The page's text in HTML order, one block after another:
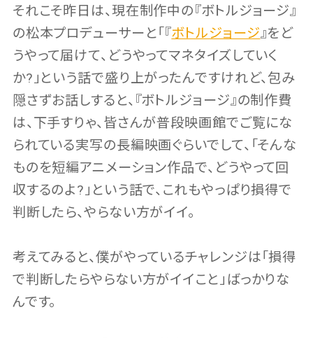
それこそ昨日は、現在制作中の『ボトルジョージ』
の松本プロデューサーと「『ボトルジョージ』をど
うやって届けて、どうやってマネタイズしていく
か?」という話で盛り上がったんですけれど、包み
隠さずお話しすると、『ボトルジョージ』の制作費
は、下手すりゃ、皆さんが普段映画館でご覧にな
られている実写の長編映画ぐらいでして、「そんな
ものを短編アニメーション作品で、どうやって回
収するのよ?」という話で、これもやっぱり損得で
判断したら、やらない方がイイ。
考えてみると、僕がやっているチャレンジは「損得
で判断したらやらない方がイイこと」ばっかりな
んです。